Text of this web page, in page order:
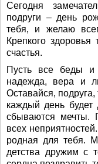
Сегодня
подруги – день
тебя, и желаю
Крепкого здоровья
счастья.
Пусть все беды и
надежда, вера и
Оставайся,
каждый день будет
сбываются мечты.
всех
родная для тебя.
детства дружим с